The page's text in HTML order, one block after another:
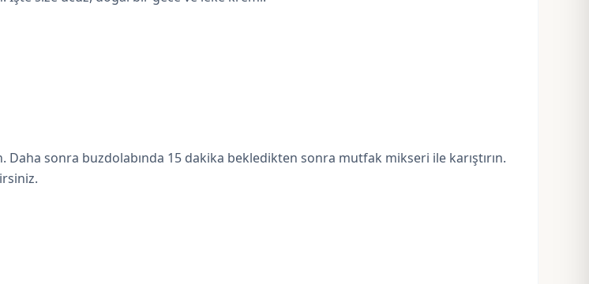
sonra buzdolabında 15 dakika bekledikten sonra mutfak mikseri ile karıştırın.